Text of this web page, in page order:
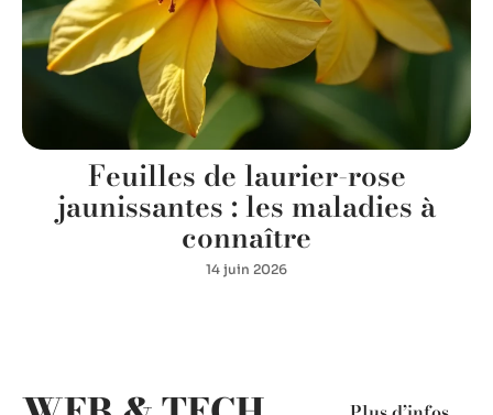
Feuilles de laurier-rose
jaunissantes : les maladies à
connaître
14 juin 2026